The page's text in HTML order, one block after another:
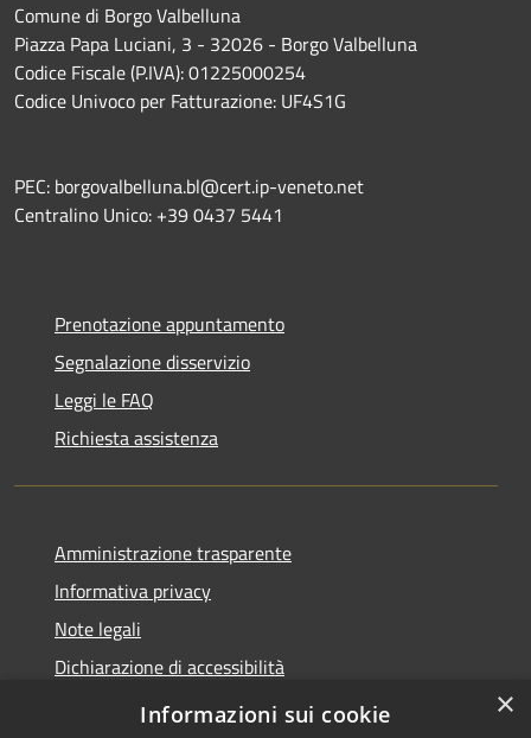
Comune di Borgo Valbelluna
Piazza Papa Luciani, 3 - 32026 - Borgo Valbelluna
Codice Fiscale (P.IVA): 01225000254
Codice Univoco per Fatturazione: UF4S1G
PEC: borgovalbelluna.bl@cert.ip-veneto.net
Centralino Unico: +39 0437 5441
Prenotazione appuntamento
Segnalazione disservizio
Leggi le FAQ
Richiesta assistenza
Amministrazione trasparente
Informativa privacy
Note legali
Dichiarazione di accessibilità
Piano di miglioramento dei servizi
×
Informazioni sui cookie